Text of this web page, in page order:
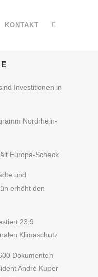
KONTAKT
Investitionen in
Nordrhein-
Europa-Scheck
und
erhöht den
23,9
Klimaschutz
Dokumenten
André Kuper